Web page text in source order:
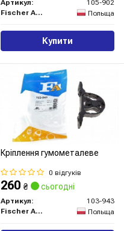
Артикул:
105-902
Fischer Automotive One (FA1)
Польща
Купити
Кріплення гумометалеве
0 відгуків
260 ₴ сьогодні
Артикул:
103-943
Fischer Automotive One (FA1)
Польща